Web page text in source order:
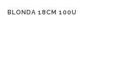
BLONDA 18CM 100U